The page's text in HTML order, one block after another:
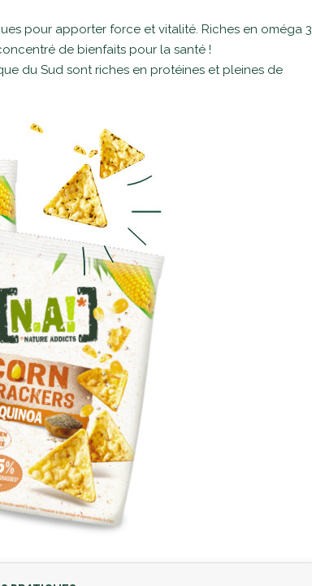
pour apporter force et vitalité. Riches en oméga 3,
de bienfaits pour la santé !
du Sud sont riches en protéines et pleines de